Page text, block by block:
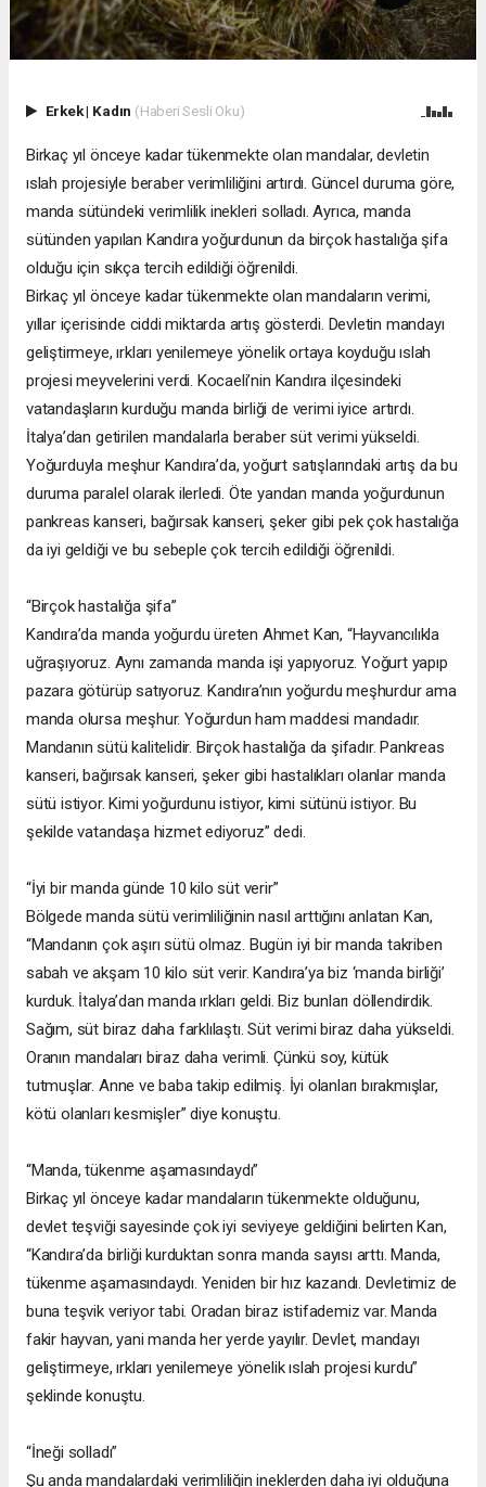
Erkek| Kadın (Haberi Sesli Oku)
Birkaç yıl önceye kadar tükenmekte olan mandalar, devletin
ıslah projesiyle beraber verimliliğini artırdı. Güncel duruma göre,
manda sütündeki verimlilik inekleri solladı. Ayrıca, manda
sütünden yapılan Kandıra yoğurdunun da birçok hastalığa şifa
olduğu için sıkça tercih edildiği öğrenildi.
Birkaç yıl önceye kadar tükenmekte olan mandaların verimi,
yıllar içerisinde ciddi miktarda artış gösterdi. Devletin mandayı
geliştirmeye, ırkları yenilemeye yönelik ortaya koyduğu ıslah
projesi meyvelerini verdi. Kocaeli’nin Kandıra ilçesindeki
vatandaşların kurduğu manda birliği de verimi iyice artırdı.
İtalya’dan getirilen mandalarla beraber süt verimi yükseldi.
Yoğurduyla meşhur Kandıra’da, yoğurt satışlarındaki artış da bu
duruma paralel olarak ilerledi. Öte yandan manda yoğurdunun
pankreas kanseri, bağırsak kanseri, şeker gibi pek çok hastalığa
da iyi geldiği ve bu sebeple çok tercih edildiği öğrenildi.
“Birçok hastalığa şifa”
Kandıra’da manda yoğurdu üreten Ahmet Kan, “Hayvancılıkla
uğraşıyoruz. Aynı zamanda manda işi yapıyoruz. Yoğurt yapıp
pazara götürüp satıyoruz. Kandıra’nın yoğurdu meşhurdur ama
manda olursa meşhur. Yoğurdun ham maddesi mandadır.
Mandanın sütü kalitelidir. Birçok hastalığa da şifadır. Pankreas
kanseri, bağırsak kanseri, şeker gibi hastalıkları olanlar manda
sütü istiyor. Kimi yoğurdunu istiyor, kimi sütünü istiyor. Bu
şekilde vatandaşa hizmet ediyoruz” dedi.
“İyi bir manda günde 10 kilo süt verir”
Bölgede manda sütü verimliliğinin nasıl arttığını anlatan Kan,
“Mandanın çok aşırı sütü olmaz. Bugün iyi bir manda takriben
sabah ve akşam 10 kilo süt verir. Kandıra’ya biz ‘manda birliği’
kurduk. İtalya’dan manda ırkları geldi. Biz bunları döllendirdik.
Sağım, süt biraz daha farklılaştı. Süt verimi biraz daha yükseldi.
Oranın mandaları biraz daha verimli. Çünkü soy, kütük
tutmuşlar. Anne ve baba takip edilmiş. İyi olanları bırakmışlar,
kötü olanları kesmişler” diye konuştu.
“Manda, tükenme aşamasındaydı”
Birkaç yıl önceye kadar mandaların tükenmekte olduğunu,
devlet teşviği sayesinde çok iyi seviyeye geldiğini belirten Kan,
“Kandıra’da birliği kurduktan sonra manda sayısı arttı. Manda,
tükenme aşamasındaydı. Yeniden bir hız kazandı. Devletimiz de
buna teşvik veriyor tabi. Oradan biraz istifademiz var. Manda
fakir hayvan, yani manda her yerde yayılır. Devlet, mandayı
geliştirmeye, ırkları yenilemeye yönelik ıslah projesi kurdu”
şeklinde konuştu.
“İneği solladı”
Şu anda mandalardaki verimliliğin ineklerden daha iyi olduğuna